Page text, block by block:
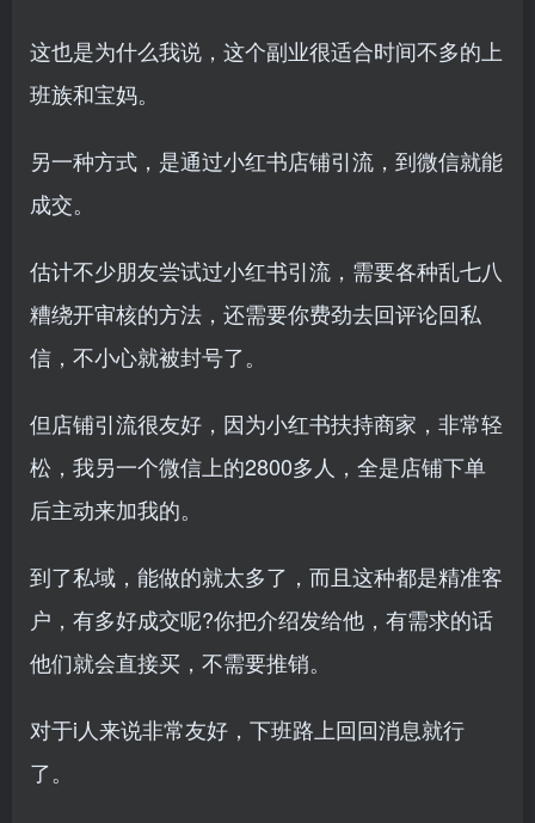
这也是为什么我说，这个副业很适合时间不多的上
班族和宝妈。
另一种方式，是通过小红书店铺引流，到微信就能
成交。
估计不少朋友尝试过小红书引流，需要各种乱七八
糟绕开审核的方法，还需要你费劲去回评论回私
信，不小心就被封号了。
但店铺引流很友好，因为小红书扶持商家，非常轻
松，我另一个微信上的2800多人，全是店铺下单
后主动来加我的。
到了私域，能做的就太多了，而且这种都是精准客
户，有多好成交呢?你把介绍发给他，有需求的话
他们就会直接买，不需要推销。
对于i人来说非常友好，下班路上回回消息就行
了。